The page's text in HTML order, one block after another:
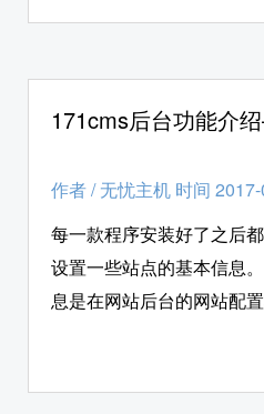
机小编就给各位站长朋友
171cms后台功能介
作者/无忧主机 时间
每一款程序安装好了之后
设置一些站点的基本信息
息是在网站后台的网站配
下，如何在php空间环境
的“网站配置”功能。 首先